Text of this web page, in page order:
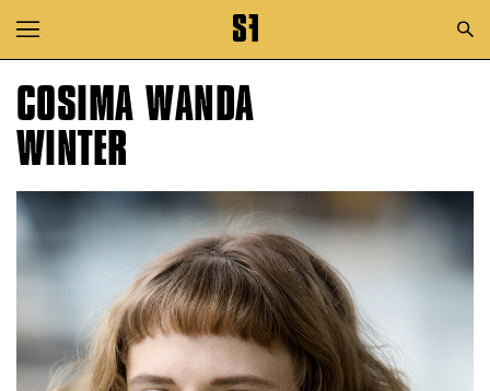
Zur Hauptnavigation springen
Zum Hauptinhalt springen
Zum Footer springen
COSIMA WANDA
WINTER